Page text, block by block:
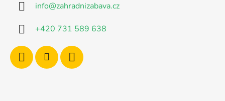
info@zahradnizabava.cz
+420 731 589 638